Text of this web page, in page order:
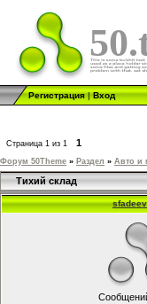
Регистрация|Вход
Страница 1 из 1 1
Форум 50Theme » Раздел » Авто и
Тихий склад